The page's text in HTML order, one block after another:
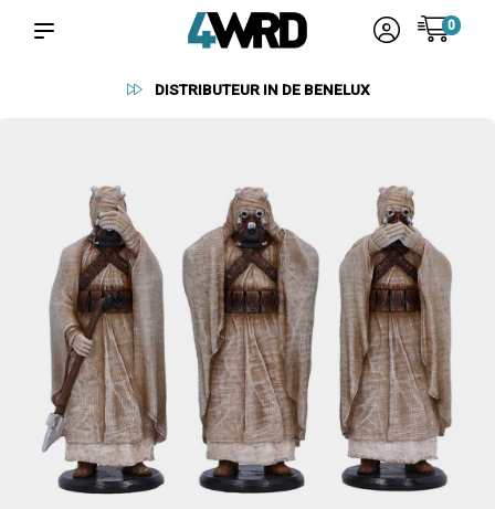
0
BETROUWBARE LEVERANCIERS